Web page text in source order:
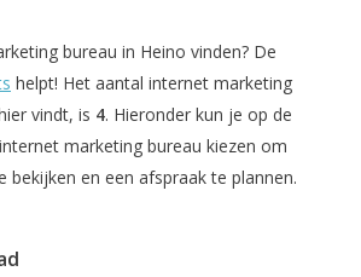
bureau in Heino vinden? De
helpt! Het aantal internet marketing
vindt, is 4. Hieronder kun je op de
marketing bureau kiezen om
bekijken en een afspraak te plannen.